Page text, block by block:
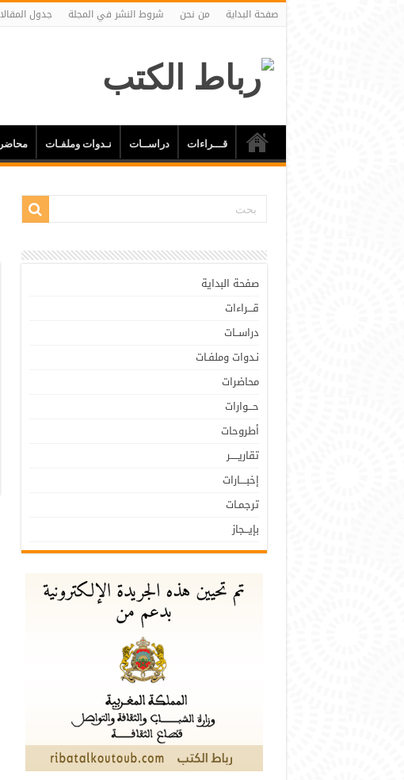
صفحة البداية من نحن شروط النشر في المجلة جدول
قـــراءات دراســات نـدوات وملفـات
صفحة البداية
قـــراءات
دراســات
نـدوات وملفـات
محاضرات
حـــوارات
أطروحات
تقاريـــــر
إخبــــارات
ترجمـات
بإيـــجاز